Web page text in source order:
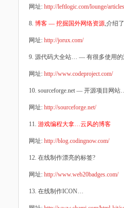
网址: http://leftlogic.com/lounge/
8. 博客 — 挖掘国外网络资源,介绍
网址: http://jorux.com/
9. 源代码大全站… — 有很多使用
网址: http://www.codeproject.com/
10. sourceforge.net — 开源项目网
网址: http://sourceforge.net/
11. 游戏编程大拿…云风的博客
网址: http://blog.codingnow.com/
12. 在线制作漂亮的标签?
网址: http://www.web20badges.com/
13. 在线制作ICON…